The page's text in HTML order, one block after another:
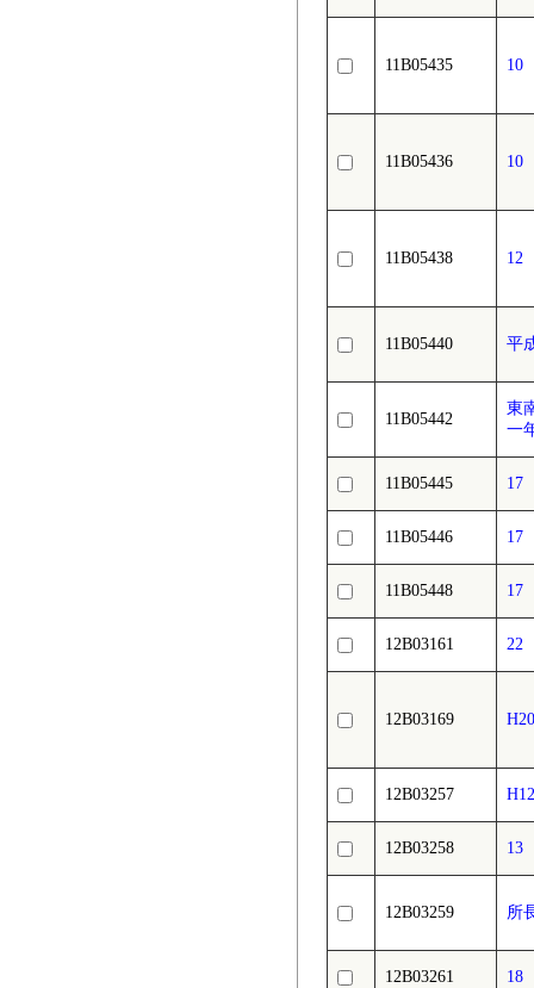
11B05435
11B05436 10
11B05438 12
11B05440 平
11B05442
東
一
11B05445 17
11B05446 17
11B05448 17
12B03161 22
12B03169
12B03257
12B03258 13
12B03259 所
12B03261 18